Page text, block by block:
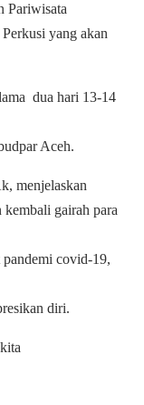
Pariwisata
yang akan
dua hari 13-14
Aceh.
menjelaskan
gairah para
covid-19,
diri.